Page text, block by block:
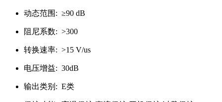
动态范围: ≥90 dB
阻尼系数: >300
转换速率: >15 V/us
电压增益: 30dB
输出类别: E类